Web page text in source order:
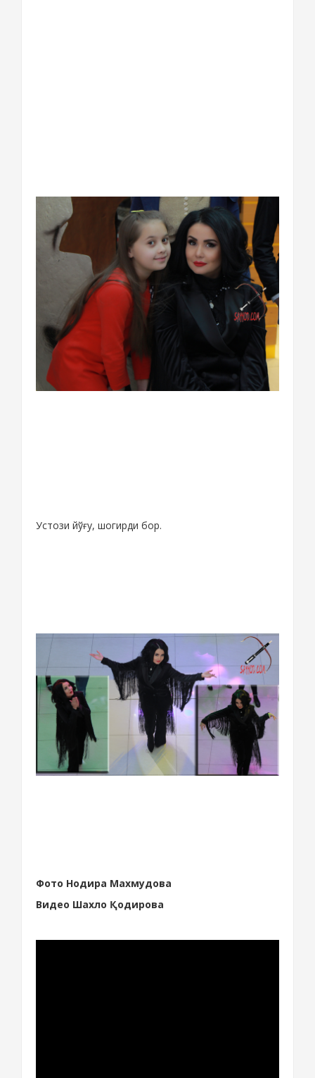
Устози йўғу, шогирди бор.
Фото Нодира Махмудова
Видео Шахло Қодирова